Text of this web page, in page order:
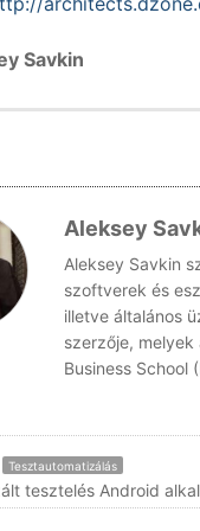
Savkin
Aleksey
Aleksey Savkin
szoftverek és
illetve általános
szerzője,
Business School
Tesztautomatizálás
tesztelés Android